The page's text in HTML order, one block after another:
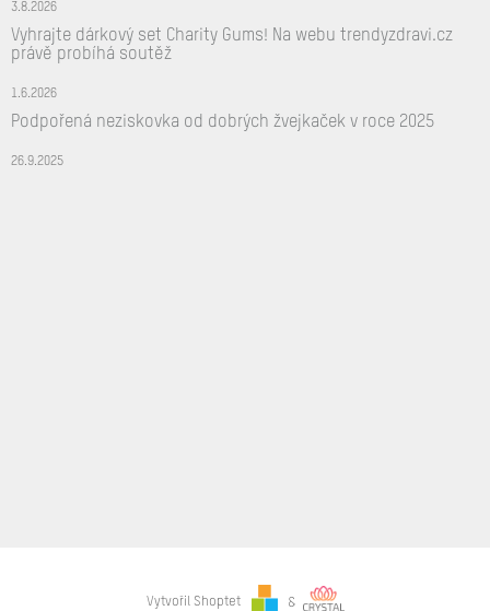
3.8.2026
Vyhrajte dárkový set Charity Gums! Na webu trendyzdravi.cz
právě probíhá soutěž
1.6.2026
Podpořená neziskovka od dobrých žvejkaček v roce 2025
26.9.2025
Vytvořil Shoptet &